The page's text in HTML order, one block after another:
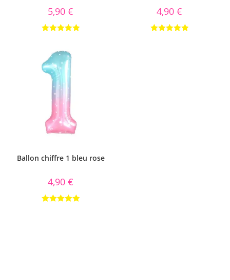
5,90€
sur 5
4,90 €
Ballon chiffre 1 bleu rose
4,90€